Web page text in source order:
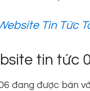
Tin Tức
tin tức
đang được bán